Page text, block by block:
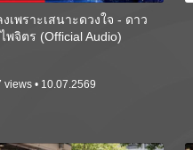
งเพราะเสนาะดวงใจ - ดาว
พจิตร (Official Audio)
views • 10.07.2569